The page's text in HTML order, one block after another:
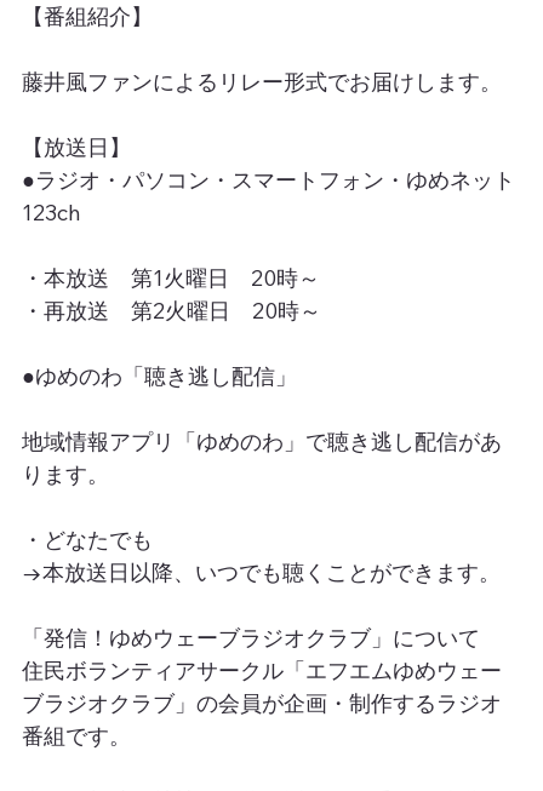
【番組紹介】
藤井風ファンによるリレー形式でお届けします。
【放送日】
●ラジオ・パソコン・スマートフォン・ゆめネット
123ch
・本放送　第1火曜日　20時～
・再放送　第2火曜日　20時～
●ゆめのわ「聴き逃し配信」
地域情報アプリ「ゆめのわ」で聴き逃し配信があ
ります。
・どなたでも
→本放送日以降、いつでも聴くことができます。
「発信！ゆめウェーブラジオクラブ」について
住民ボランティアサークル「エフエムゆめウェー
ブラジオクラブ」の会員が企画・制作するラジオ
番組です。